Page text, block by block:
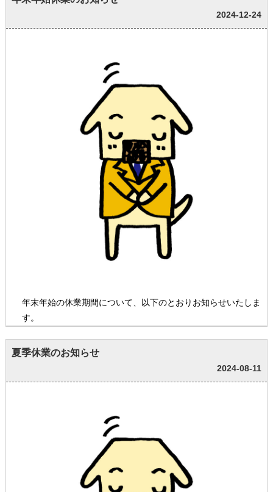
2024-12-24
年末年始の休業期間について、以下のとおりお知らせいたしま
す。
夏季休業のお知らせ
2024-08-11